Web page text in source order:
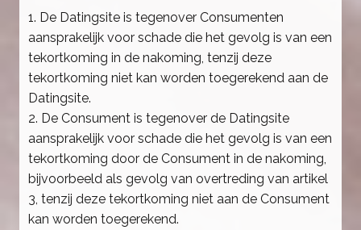
1. De Datingsite is tegenover Consumenten
aansprakelijk voor schade die het gevolg is van een
tekortkoming in de nakoming, tenzij deze
tekortkoming niet kan worden toegerekend aan de
Datingsite.
2. De Consument is tegenover de Datingsite
aansprakelijk voor schade die het gevolg is van een
tekortkoming door de Consument in de nakoming,
bijvoorbeeld als gevolg van overtreding van artikel
3, tenzij deze tekortkoming niet aan de Consument
kan worden toegerekend.